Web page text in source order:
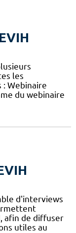
les
: Webinaire
du webinaire
d'interviews
afin de diffuser
utiles au